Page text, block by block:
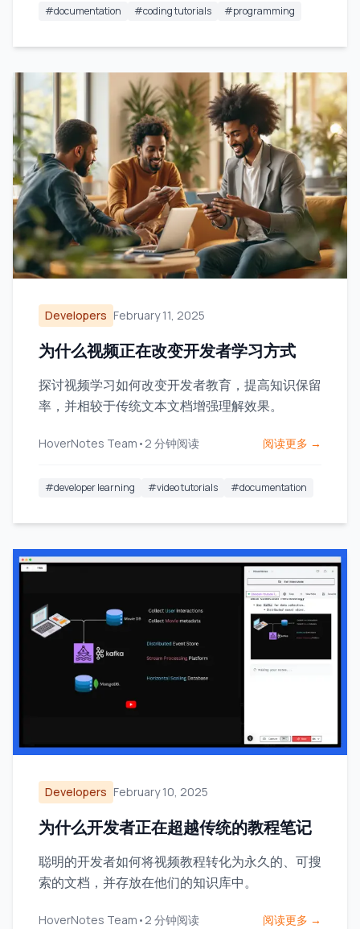
#documentation #coding tutorials #programming
Developers February 11, 2025
为什么视频正在改变开发者学习方式
探讨视频学习如何改变开发者教育，提高知识保留
率，并相较于传统文本文档增强理解效果。
HoverNotes Team • 2 分钟阅读 阅读更多 →
#developer learning #video tutorials #documentation
Developers February 10, 2025
为什么开发者正在超越传统的教程笔记
聪明的开发者如何将视频教程转化为永久的、可搜
索的文档，并存放在他们的知识库中。
HoverNotes Team • 2 分钟阅读 阅读更多 →